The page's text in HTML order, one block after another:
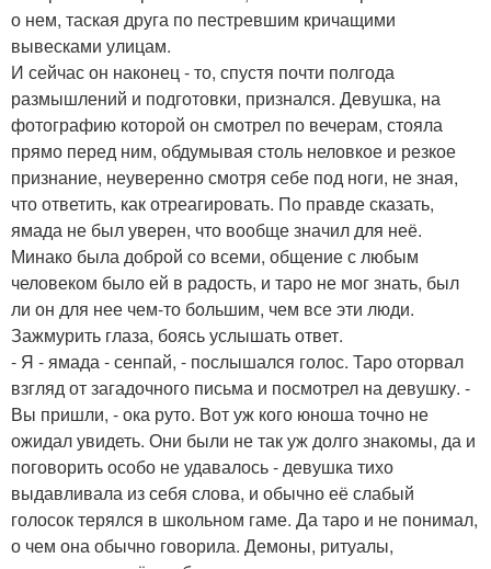
о нем, таская друга по пестревшим кричащими
вывесками улицам.
И сейчас он наконец - то, спустя почти полгода
размышлений и подготовки, признался. Девушка, на
фотографию которой он смотрел по вечерам, стояла
прямо перед ним, обдумывая столь неловкое и резкое
признание, неуверенно смотря себе под ноги, не зная,
что ответить, как отреагировать. По правде сказать,
ямада не был уверен, что вообще значил для неё.
Минако была доброй со всеми, общение с любым
человеком было ей в радость, и таро не мог знать, был
ли он для нее чем-то большим, чем все эти люди.
Зажмурить глаза, боясь услышать ответ.
- Я - ямада - сенпай, - послышался голос. Таро оторвал
взгляд от загадочного письма и посмотрел на девушку. -
Вы пришли, - ока руто. Вот уж кого юноша точно не
ожидал увидеть. Они были не так уж долго знакомы, да и
поговорить особо не удавалось - девушка тихо
выдавливала из себя слова, и обычно её слабый
голосок терялся в школьном гаме. Да таро и не понимал,
о чем она обычно говорила. Демоны, ритуалы,